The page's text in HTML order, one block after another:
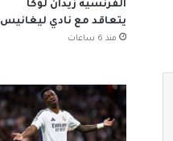
الفرنسيه زيدان لوكا
يتعاقد مع نادي ليغانيس
منذ 6 ساعات